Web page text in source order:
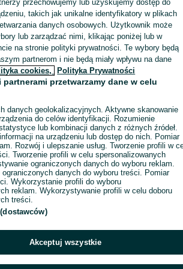
konto na OLX, aby skontaktować się z
konto
przechowujemy lub uzyskujemy dostęp do
takich jak unikalne identyfikatory w plikach
danych osobowych. Użytkownik może
lub zarządzać nimi, klikając poniżej lub w
na stronie polityki prywatności. Te wybory będą
partnerom i nie będą miały wpływu na dane
cookies, Polityka Prywatności
partnerami przetwarzamy dane w celu
danych geolokalizacyjnych. Aktywne skanowanie
do celów identyfikacji. Rozumienie
lub kombinacji danych z różnych źródeł.
na urządzeniu lub dostęp do nich. Pomiar
Rozwój i ulepszanie usług. Tworzenie profili w
Tworzenie profili w celu spersonalizowanych
ograniczonych danych do wyboru reklam.
danych do wyboru treści. Pomiar
Wykorzystanie profili do wyboru
reklam. Wykorzystywanie profili w celu doboru
treści.
Akceptuj wszystkie